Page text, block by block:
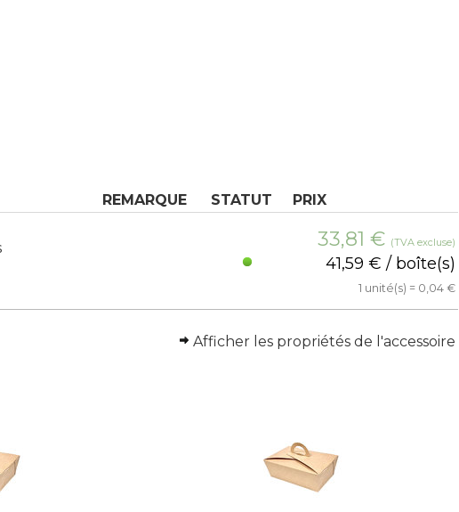
REMARQUE STATUT PRIX
33,81 € (TVA excluse)
41,59 € / boîte(s)
1 unité(s) = 0,04 €
Afficher les propriétés de l'accessoire